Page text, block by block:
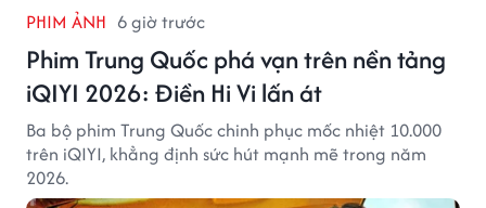
PHIM ẢNH 6 giờ trước
Phim Trung Quốc phá vạn trên nền tảng
iQIYI 2026: Điền Hi Vi lấn át
Ba bộ phim Trung Quốc chinh phục mốc nhiệt 10.000
trên iQIYI, khẳng định sức hút mạnh mẽ trong năm
2026.